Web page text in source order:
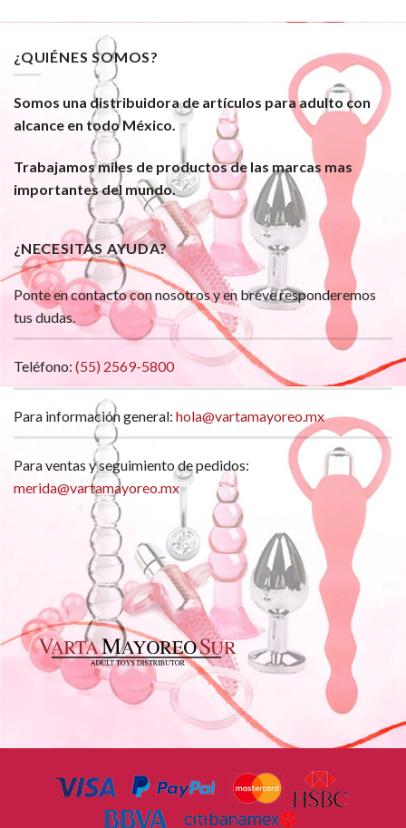
¿QUIÉNES SOMOS?
Somos una distribuidora de artículos para adulto con
alcance en todo México.
Trabajamos miles de productos de las marcas mas
importantes del mundo.
¿NECESITAS AYUDA?
Ponte en contacto con nosotros y en breve responderemos
tus dudas.
Teléfono: (55) 2569-5800
Para información general: hola@vartamayoreo.mx
Para ventas y seguimiento de pedidos:
merida@vartamayoreo.mx